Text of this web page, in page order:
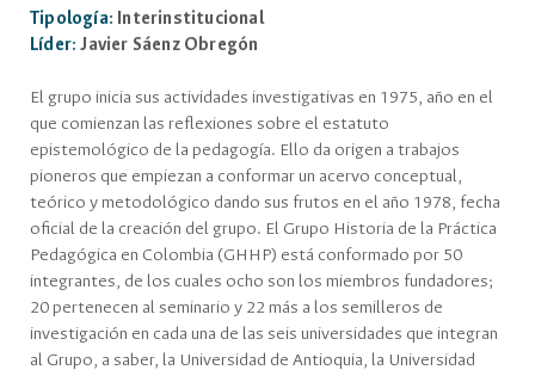
Tipología: Interinstitucional
Líder:Javier Sáenz Obregón
El grupo inicia sus actividades investigativas en 1975, año en el
que comienzan las reflexiones sobre el estatuto
epistemológico de la pedagogía. Ello da origen a trabajos
pioneros que empiezan a conformar un acervo conceptual,
teórico y metodológico dando sus frutos en el año 1978, fecha
oficial de la creación del grupo. El Grupo Historia de la Práctica
Pedagógica en Colombia (GHHP) está conformado por 50
integrantes, de los cuales ocho son los miembros fundadores;
20 pertenecen al seminario y 22 más a los semilleros de
investigación en cada una de las seis universidades que integran
al Grupo, a saber, la Universidad de Antioquia, la Universidad